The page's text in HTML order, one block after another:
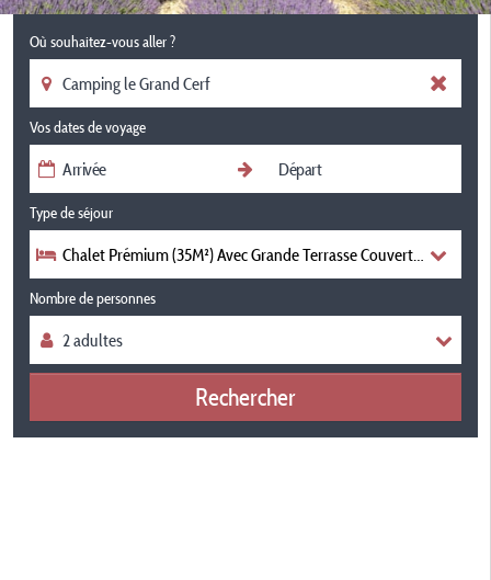
Où souhaitez-vous aller ?
Vos dates de voyage
Type de séjour
Chalet Prémium (35M²) Avec Grande Terrasse Couverte, 3
Nombre de personnes
Rechercher